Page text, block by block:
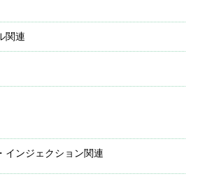
関連
インジェクション関連